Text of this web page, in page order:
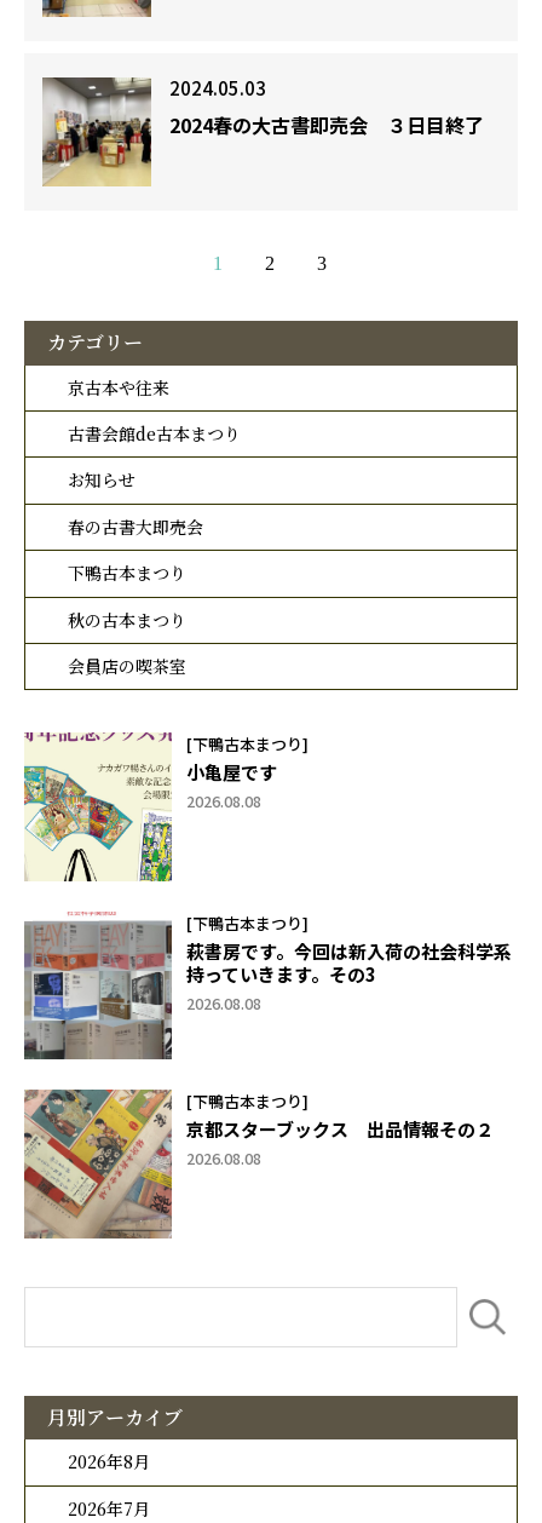
2024.05.03
2024春の大古書即売会 ３日目終了
1 2 3
カテゴリー
京古本や往来
古書会館de古本まつり
お知らせ
春の古書大即売会
下鴨古本まつり
秋の古本まつり
会員店の喫茶室
[下鴨古本まつり]
小亀屋です
2026.08.08
[下鴨古本まつり]
萩書房です。今回は新入荷の社会科学系
持っていきます。その3
2026.08.08
[下鴨古本まつり]
京都スターブックス 出品情報その２
2026.08.08
月別アーカイブ
2026年8月
2026年7月